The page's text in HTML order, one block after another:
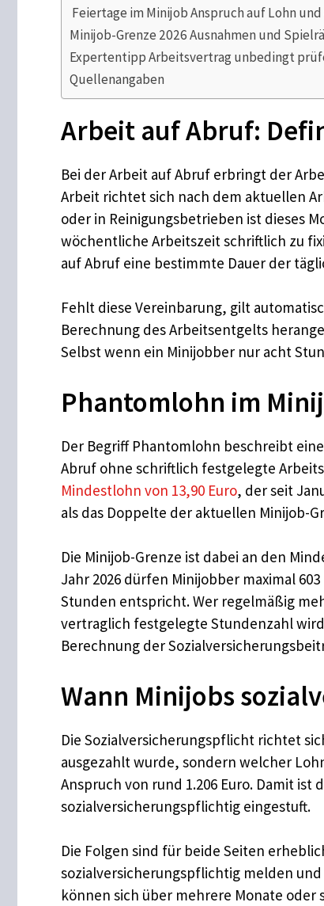
Feiertage im Minijob Anspruch auf Lohn und
Minijob-Grenze 2026 Ausnahmen und
Expertentipp Arbeitsvertrag unbedingt
Quellenangaben
Arbeit auf Abruf:
Bei der Arbeit auf Abruf erbringt der
Arbeit richtet sich nach dem aktuellen
oder in Reinigungsbetrieben ist dieses
wöchentliche Arbeitszeit schriftlich zu
auf Abruf eine bestimmte Dauer der
Fehlt diese Vereinbarung, gilt
Berechnung des Arbeitsentgelts
Selbst wenn ein Minijobber nur acht
Phantomlohn im
Der Begriff Phantomlohn beschreibt
Abruf ohne schriftlich festgelegte
Mindestlohn von 13,90 Euro, der seit
als das Doppelte der aktuellen Minijob-
Die Minijob-Grenze ist dabei an den
Jahr 2026 dürfen Minijobber maximal
Stunden entspricht. Wer regelmäßig
vertraglich festgelegte Stundenzahl
Berechnung der
Wann Minijobs
Die Sozialversicherungspflicht richtet
ausgezahlt wurde, sondern welcher
Anspruch von rund 1.206 Euro. Damit
sozialversicherungspflichtig eingestuft.
Die Folgen sind für beide Seiten
sozialversicherungspflichtig melden
können sich über mehrere Monate